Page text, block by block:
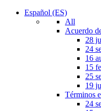
Español (ES)
All
Acuerdo
28
24
16
15
25
19
Términos
24